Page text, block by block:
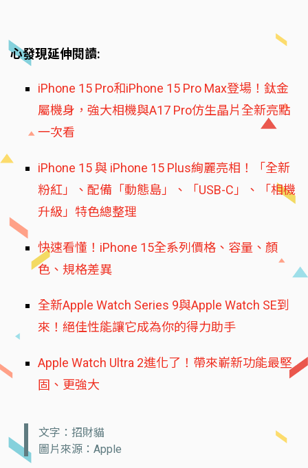
心發現延伸閱讀:
iPhone 15 Pro和iPhone 15 Pro Max登場！鈦金
屬機身，強大相機與A17 Pro仿生晶片全新亮點
一次看
iPhone 15 與 iPhone 15 Plus絢麗亮相！「全新
粉紅」、配備「動態島」、「USB-C」、「相機
升級」特色總整理
快速看懂！iPhone 15全系列價格、容量、顏
色、規格差異
全新Apple Watch Series 9與Apple Watch SE到
來！絕佳性能讓它成為你的得力助手
Apple Watch Ultra 2進化了！帶來嶄新功能最堅
固、更強大
文字：招財貓
圖片來源：Apple